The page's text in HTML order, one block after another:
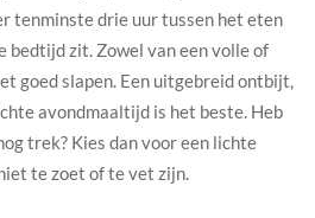
tenminste drie uur tussen het eten
bedtijd zit. Zowel van een volle of
goed slapen. Een uitgebreid ontbijt,
avondmaaltijd is het beste. Heb
trek? Kies dan voor een lichte
te zoet of te vet zijn.